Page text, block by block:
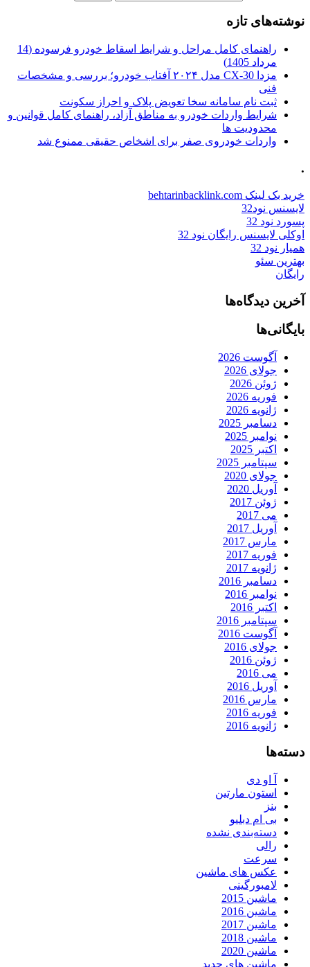
نوشته‌های تازه
راهنمای کامل مراحل و شرایط اسقاط خودرو فرسوده (14
مرداد 1405)
مزدا CX-30 مدل ۲۰۲۴ آفتاب خودرو؛ بررسی و مشخصات
فنی
ثبت نام سامانه سخا تعویض پلاک و احراز سکونت
شرایط واردات خودرو به مناطق آزاد، راهنمای کامل قوانین و
محدودیت ها
واردات خودروی صفر برای اشخاص حقیقی ممنوع شد
.
خرید بک لینک behtarinbacklink.com
لایسنس نود32
پسورد نود 32
اوکلی لایسنس رایگان نود 32
همیار نود 32
بهترین سئو
رایگان
آخرین دیدگاه‌ها
بایگانی‌ها
آگوست 2026
جولای 2026
ژوئن 2026
فوریه 2026
ژانویه 2026
دسامبر 2025
نوامبر 2025
اکتبر 2025
سپتامبر 2025
جولای 2020
آوریل 2020
ژوئن 2017
می 2017
آوریل 2017
مارس 2017
فوریه 2017
ژانویه 2017
دسامبر 2016
نوامبر 2016
اکتبر 2016
سپتامبر 2016
آگوست 2016
جولای 2016
ژوئن 2016
می 2016
آوریل 2016
مارس 2016
فوریه 2016
ژانویه 2016
دسته‌ها
آ او دی
استون مارتین
بنز
بی ام دبلیو
دسته‌بندی نشده
رالی
سرعت
عکس های ماشین
لامبورگینی
ماشین 2015
ماشین 2016
ماشین 2017
ماشین 2018
ماشین 2020
ماشین های جدید